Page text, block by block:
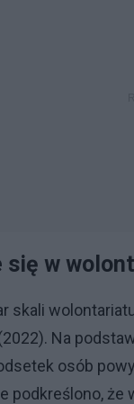
się w
skali
Na
osób
podkreślono,